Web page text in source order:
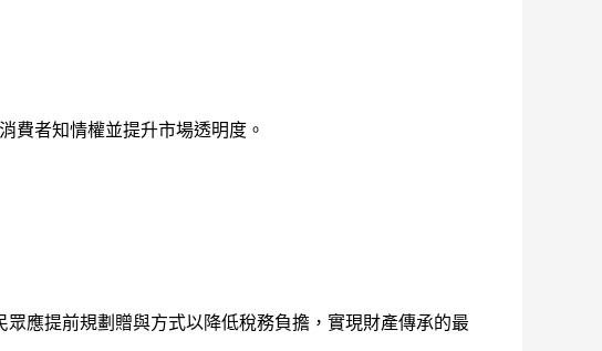
費者知情權並提升市場透明度。
應提前規劃贈與方式以降低稅務負擔，實現財產傳承的最